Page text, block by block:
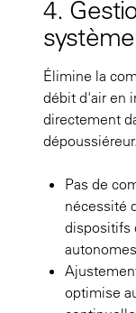
4.
Élimine la
débit d'air en
directement
dépoussiéreur.
Pas de
nécessité
dispositifs
optimise